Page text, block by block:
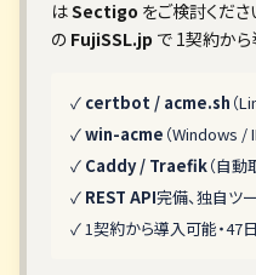
はSectigo をご検討くだ
の FujiSSL.jp で 1契約から
✓ certbot / acme.sh （
✓win-acme （Windows /
✓ Caddy / Traefik（自
✓ REST API完備、独自ツ
✓ 1契約から導入可能・47